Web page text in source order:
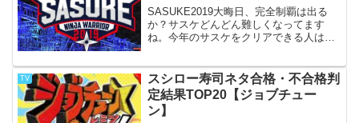
SASUKE2019大晦日、完全制覇は出る
か？サスケどんどん難しくなってます
ね。今年のサスケをクリアできる人は現
TV
スシロー寿司ネタ合格・不合格判
定結果TOP20【ジョブチュー
ン】